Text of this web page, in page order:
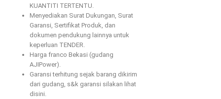
KUANTITI TERTENTU.
Menyediakan Surat Dukungan, Surat
Garansi, Sertifikat Produk, dan
dokumen pendukung lainnya untuk
keperluan TENDER.
Harga franco Bekasi (gudang
AJIPower).
Garansi terhitung sejak barang dikirim
dari gudang, s&k garansi silakan lihat
disini.